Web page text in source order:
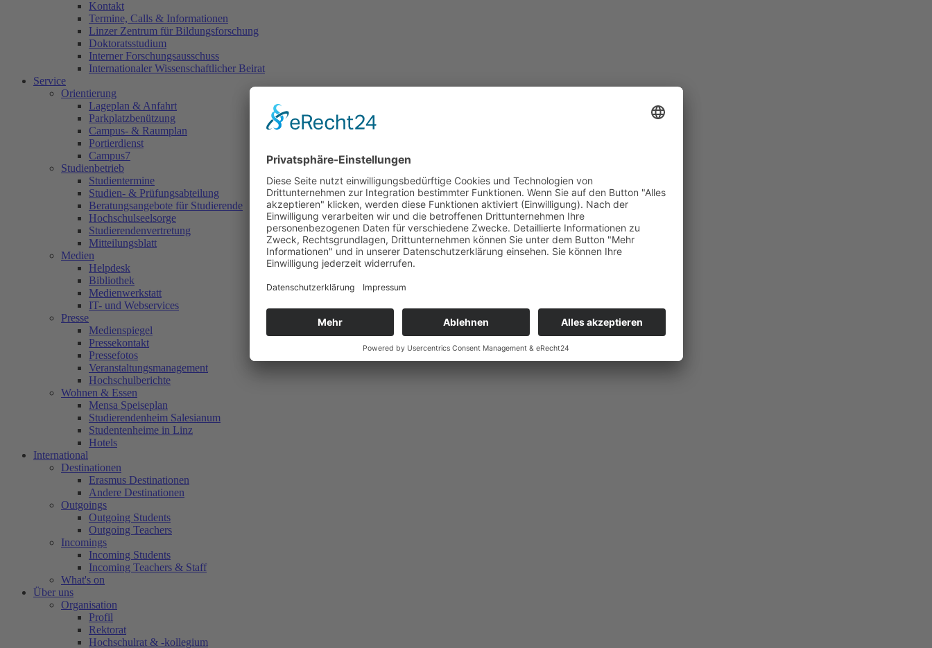
Kontakt
Termine, Calls & Informationen
Linzer Zentrum für Bildungsforschung
Doktoratsstudium
Interner Forschungsausschuss
Internationaler Wissenschaftlicher Beirat
Service
Orientierung
Lageplan & Anfahrt
Parkplatzbenützung
Campus- & Raumplan
Portierdienst
Campus7
Studienbetrieb
Studientermine
Studien- & Prüfungsabteilung
Beratungsangebote für Studierende
Hochschulseelsorge
Studierendenvertretung
Mitteilungsblatt
Medien
Helpdesk
Bibliothek
Medienwerkstatt
IT- und Webservices
Presse
Medienspiegel
Pressekontakt
Pressefotos
Veranstaltungsmanagement
Hochschulberichte
Wohnen & Essen
Mensa Speiseplan
Studierendenheim Salesianum
Studentenheime in Linz
Hotels
International
Destinationen
Erasmus Destinationen
Andere Destinationen
Outgoings
Outgoing Students
Outgoing Teachers
Incomings
Incoming Students
Incoming Teachers & Staff
What's on
Über uns
Organisation
Profil
Rektorat
Hochschulrat & -kollegium